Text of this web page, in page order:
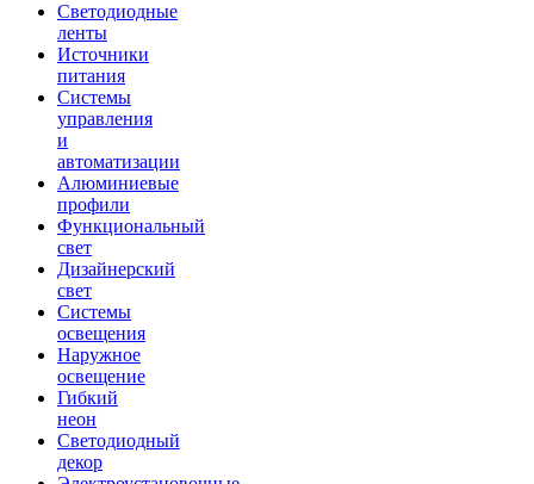
Светодиодные
ленты
Источники
питания
Системы
управления
и
автоматизации
Алюминиевые
профили
Функциональный
свет
Дизайнерский
свет
Системы
освещения
Наружное
освещение
Гибкий
неон
Светодиодный
декор